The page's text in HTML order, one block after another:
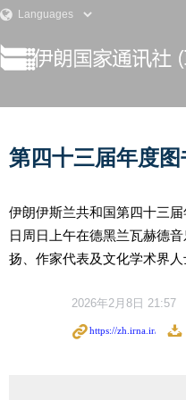
第四十三届年度
伊朗伊斯兰共和国第四十三
日周日上午在德黑兰瓦赫德
扬、作家代表及文化学术界人
2026年2月8日 21:57